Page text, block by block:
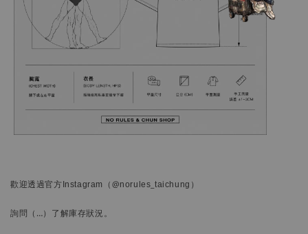
歡迎透過官方Instagram （@norules_taichung）
詢問 （…） 了解庫存狀況。